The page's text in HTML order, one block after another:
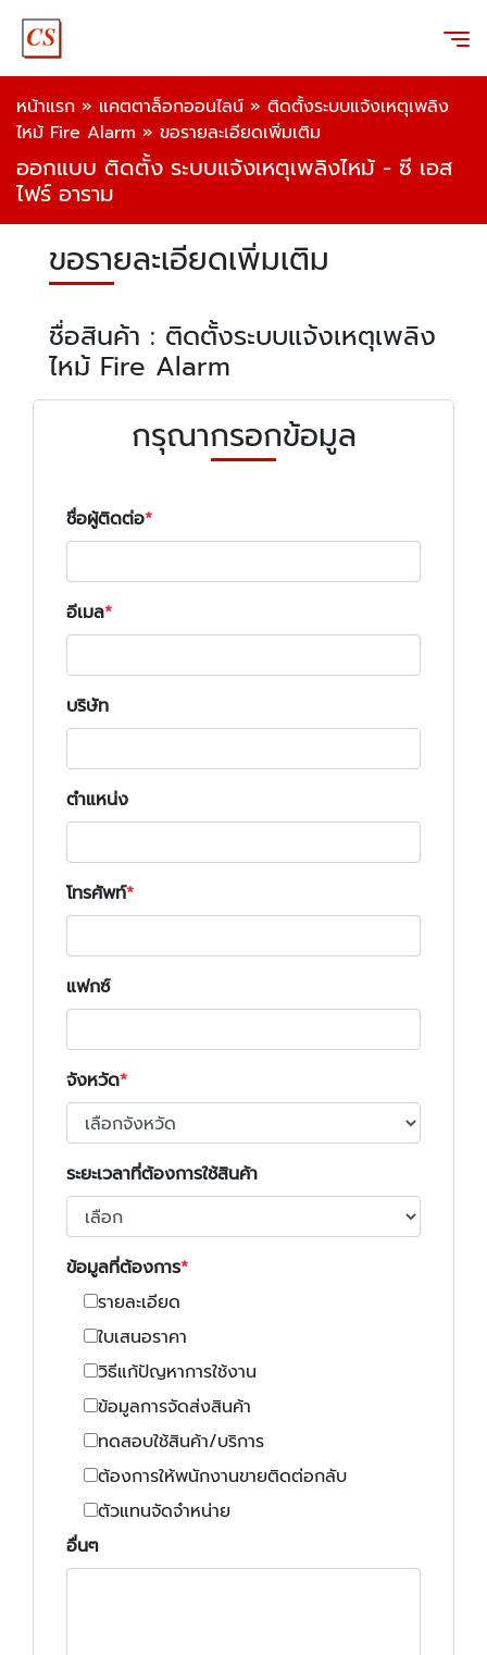
หน้าแรก » แคตตาล็อกออนไลน์ » ติดตั้งระบบแจ้งเหตุเพลิง
ไหม้ Fire Alarm » ขอรายละเอียดเพิ่มเติม
ออกแบบ ติดตั้ง ระบบแจ้งเหตุเพลิงไหม้ - ซี เอส
ไฟร์ อาราม
ขอรายละเอียดเพิ่มเติม
ชื่อสินค้า : ติดตั้งระบบแจ้งเหตุเพลิง
ไหม้ Fire Alarm
กรุณากรอกข้อมูล
ชื่อผู้ติดต่อ
อีเมล
บริษัท
ตำแหน่ง
โทรศัพท์
แฟกซ์
จังหวัด
ระยะเวลาที่ต้องการใช้สินค้า
ข้อมูลที่ต้องการ
รายละเอียด
ใบเสนอราคา
วิธีแก้ปัญหาการใช้งาน
ข้อมูลการจัดส่งสินค้า
ทดสอบใช้สินค้า/บริการ
ต้องการให้พนักงานขายติดต่อกลับ
ตัวแทนจัดจำหน่าย
อื่นๆ